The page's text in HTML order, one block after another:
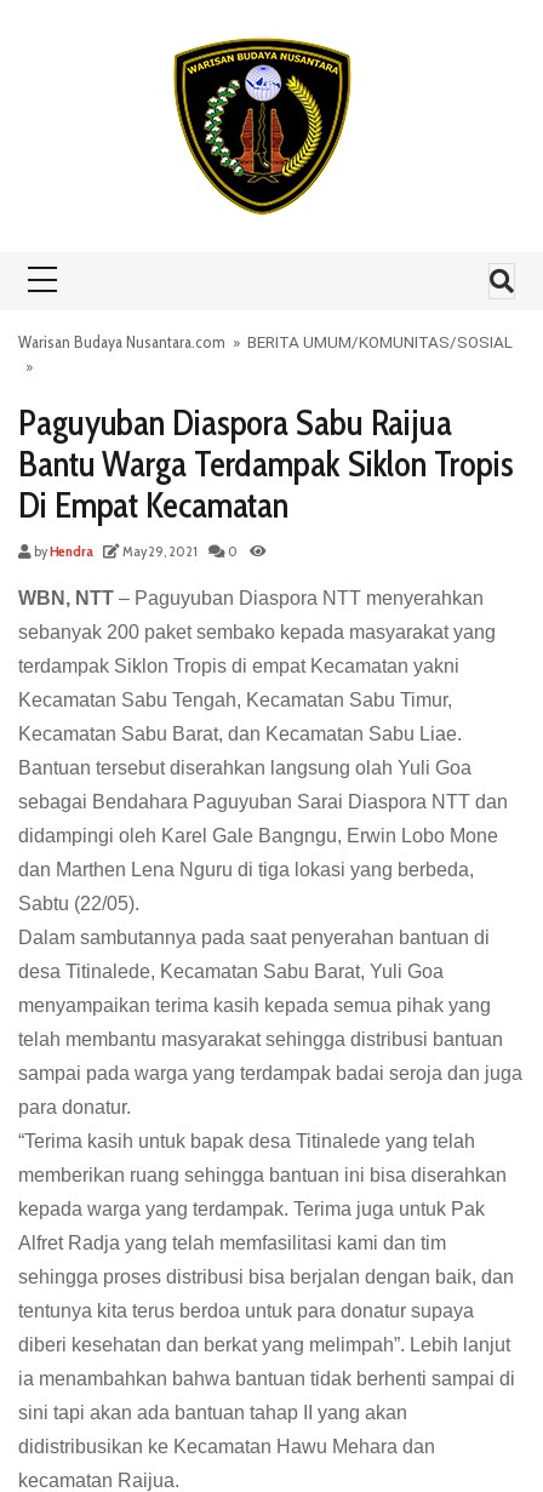
Warisan Budaya Nusantara.com » BERITA UMUM/KOMUNITAS/SOSIAL
»
Paguyuban Diaspora Sabu Raijua
Bantu Warga Terdampak Siklon Tropis
Di Empat Kecamatan
byHendra May 29, 2021 0
WBN, NTT – Paguyuban Diaspora NTT menyerahkan
sebanyak 200 paket sembako kepada masyarakat yang
terdampak Siklon Tropis di empat Kecamatan yakni
Kecamatan Sabu Tengah, Kecamatan Sabu Timur,
Kecamatan Sabu Barat, dan Kecamatan Sabu Liae.
Bantuan tersebut diserahkan langsung olah Yuli Goa
sebagai Bendahara Paguyuban Sarai Diaspora NTT dan
didampingi oleh Karel Gale Bangngu, Erwin Lobo Mone
dan Marthen Lena Nguru di tiga lokasi yang berbeda,
Sabtu (22/05).
Dalam sambutannya pada saat penyerahan bantuan di
desa Titinalede, Kecamatan Sabu Barat, Yuli Goa
menyampaikan terima kasih kepada semua pihak yang
telah membantu masyarakat sehingga distribusi bantuan
sampai pada warga yang terdampak badai seroja dan juga
para donatur.
“Terima kasih untuk bapak desa Titinalede yang telah
memberikan ruang sehingga bantuan ini bisa diserahkan
kepada warga yang terdampak. Terima juga untuk Pak
Alfret Radja yang telah memfasilitasi kami dan tim
sehingga proses distribusi bisa berjalan dengan baik, dan
tentunya kita terus berdoa untuk para donatur supaya
diberi kesehatan dan berkat yang melimpah”. Lebih lanjut
ia menambahkan bahwa bantuan tidak berhenti sampai di
sini tapi akan ada bantuan tahap II yang akan
didistribusikan ke Kecamatan Hawu Mehara dan
kecamatan Raijua.